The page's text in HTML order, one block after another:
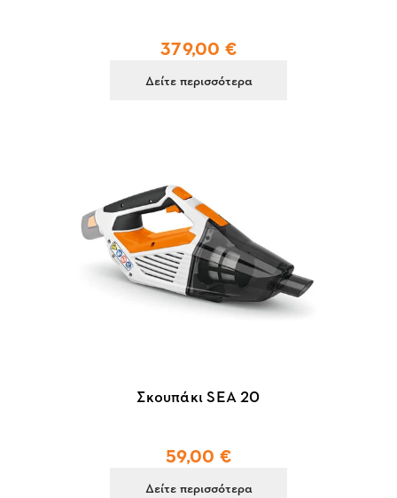
379,00 €
Δείτε περισσότερα
Σκουπάκι SEA 20
59,00 €
Δείτε περισσότερα